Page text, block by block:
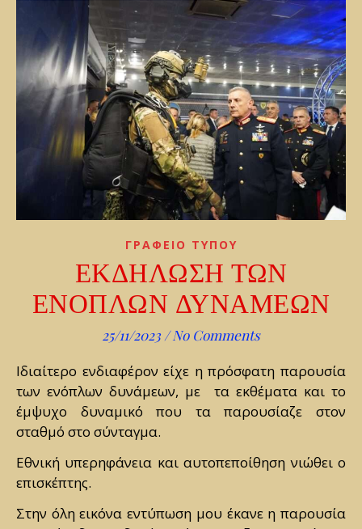
ΓΡΑΦΕΙΟ ΤΥΠΟΥ
ΕΚΔΗΛΩΣΗ ΤΩΝ
ΕΝΟΠΛΩΝ ΔΥΝΑΜΕΩΝ
25/11/2023 / No Comments
Ιδιαίτερο ενδιαφέρον είχε η πρόσφατη παρουσία
των ενόπλων δυνάμεων, με τα εκθέματα και το
έμψυχο δυναμικό που τα παρουσίαζε στον
σταθμό στο σύνταγμα.
Εθνική υπερηφάνεια και αυτοπεποίθηση νιώθει ο
επισκέπτης.
Στην όλη εικόνα εντύπωση μου έκανε η παρουσία